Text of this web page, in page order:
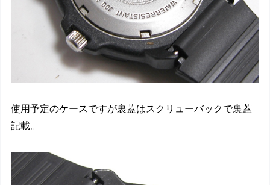
使用予定のケースですが裏蓋はスクリューバックで裏蓋
記載。